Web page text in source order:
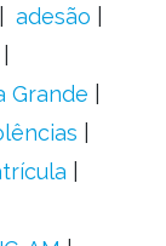
adesão
Grande